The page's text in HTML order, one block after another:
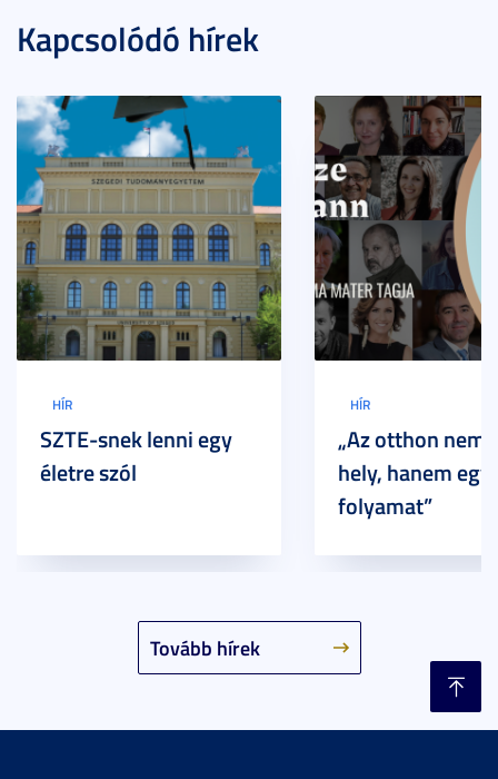
Kapcsolódó hírek
Tovább hírek
HÍR
SZTE-snek lenni egy
életre szól
HÍR
„Az otthon nem
hely, hanem egy
folyamat”